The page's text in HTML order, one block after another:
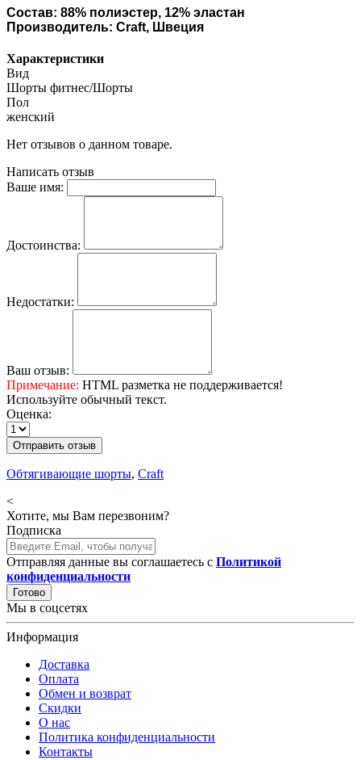
Состав: 88% полиэстер, 12% эластан
Производитель: Craft, Швеция
Характеристики
Вид
Шорты фитнес/Шорты
Пол
женский
Нет отзывов о данном товаре.
Написать отзыв
Ваше имя:
Достоинства:
Недостатки:
Ваш отзыв:
Примечание: HTML разметка не поддерживается!
Используйте обычный текст.
Оценка:
Отправить отзыв
Обтягивающие шорты, Craft
<
Хотите, мы Вам перезвоним?
Подписка
Отправляя данные вы соглашаетесь с Политикой
конфиденциальности
Готово
Мы в соцсетях
Информация
Доставка
Оплата
Обмен и возврат
Скидки
О нас
Политика конфиденциальности
Контакты